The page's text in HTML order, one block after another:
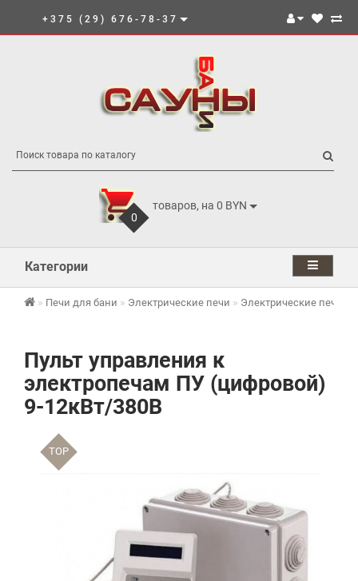
+375 (29) 676-78-37
0
товаров, на 0 BYN
Категории
Печи для бани Электрические печи Электрические печи
Пульт управления к
электропечам ПУ (цифровой)
9-12кВт/380В
TOP